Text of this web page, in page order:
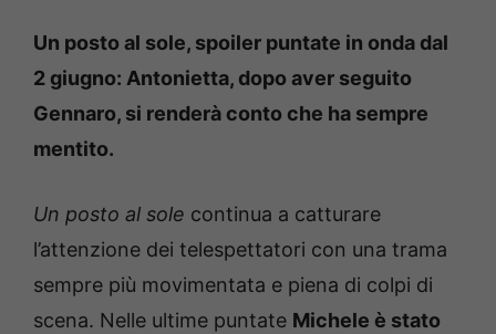
Un posto al sole, spoiler puntate in onda dal
2 giugno: Antonietta, dopo aver seguito
Gennaro, si renderà conto che ha sempre
mentito.
Un posto al sole continua a catturare
l’attenzione dei telespettatori con una trama
sempre più movimentata e piena di colpi di
scena. Nelle ultime puntate Michele è stato